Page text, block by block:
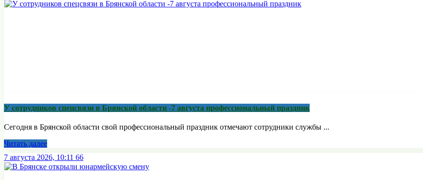
У сотрудников спецсвязи в Брянской области -7 августа профессиональный праздник
Сегодня в Брянской области свой профессиональный праздник отмечают сотрудники службы ...
Читать далее
7 августа 2026, 10:11 66